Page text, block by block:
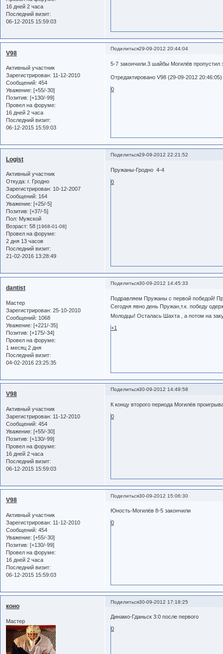
16 дней 2 часа
Последний визит:
06-12-2015 15:59:03
Поделиться29-09-2012 20:44:04
V98
Активный участник
Зарегистрирован: 11-12-2010
Сообщений: 454
Уважение: [+55/-30]
Позитив: [+130/-99]
Провел на форуме:
16 дней 2 часа
Последний визит:
06-12-2015 15:59:03
5-7 закончили.3 шайбы Могилёв пропустил
Отредактировано V98 (29-09-2012 20:46:05)
0
Поделиться29-09-2012 22:21:52
Logist
Активный участник
Откуда: г. Гродно
Зарегистрирован: 10-12-2007
Сообщений: 164
Уважение: [+25/-5]
Позитив: [+37/-5]
Пол: Мужской
Возраст: 58 [1968-01-08]
Провел на форуме:
2 дня 13 часов
Последний визит:
21-02-2016 13:28:49
Пружаны-Гродно 4-4
0
Поделиться30-09-2012 14:45:33
dantist
Мастер
Зарегистрирован: 25-10-2010
Сообщений: 1068
Уважение: [+221/-35]
Позитив: [+175/-34]
Провел на форуме:
1 месяц 2 дня
Последний визит:
04-02-2016 23:25:35
Подравляем Пружаны с первой победой!
Сегодня явно день Пружан,т.к. победу
Молодцы! Осталась Шахта , а потом на
+1
Поделиться30-09-2012 14:49:58
V98
Активный участник
Зарегистрирован: 11-12-2010
Сообщений: 454
Уважение: [+55/-30]
Позитив: [+130/-99]
Провел на форуме:
16 дней 2 часа
Последний визит:
06-12-2015 15:59:03
К концу второго периода Могилёв
0
Поделиться30-09-2012 15:06:30
V98
Активный участник
Зарегистрирован: 11-12-2010
Сообщений: 454
Уважение: [+55/-30]
Позитив: [+130/-99]
Провел на форуме:
16 дней 2 часа
Последний визит:
06-12-2015 15:59:03
Юность-Могилёв 8-5 закончили
0
Поделиться30-09-2012 17:18:25
коно
Мастер
Динамо-Гданьск 3:0 после первого
0